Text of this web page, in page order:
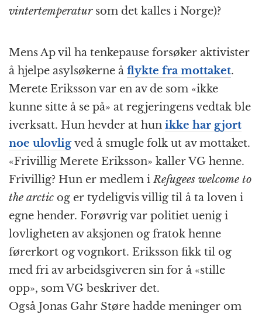
vintertemperatursom det kalles i Norge)?
Mens Ap vil ha tenkepause forsøker aktivister
å hjelpe asylsøkerne å flykte fra mottaket.
Merete Eriksson var en av de som «ikke
kunne sitte å se på» at regjeringens vedtak ble
iverksatt. Hun hevder at hun ikke har gjort
noe ulovligved å smugle folk ut av mottaket.
«Frivillig Merete Eriksson» kaller VG henne.
Frivillig? Hun er medlem iRefugees welcome to
the arctic og er tydeligvis villig til å ta loven i
egne hender. Forøvrig var politiet uenig i
lovligheten av aksjonen og fratok henne
førerkort og vognkort. Eriksson fikk til og
med fri av arbeidsgiveren sin for å «stille
opp», som VG beskriver det.
Også Jonas Gahr Støre hadde meninger om